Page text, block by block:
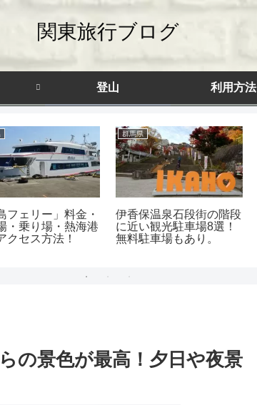
関東旅行ブログ
登山 利用方法
フェリー」料金・
・乗り場・熱海港
クセス方法！
群馬県
伊香保温泉石段街の階段
に近い観光駐車場8選！
無料駐車場もあり。
の景色が最高！夕日や夜景